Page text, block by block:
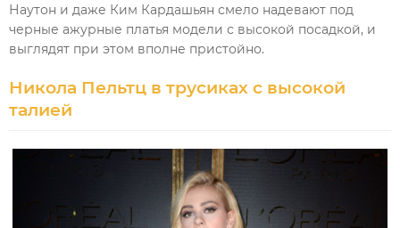
Наутон и даже Ким Кардашьян смело надевают под
черные ажурные платья модели с высокой посадкой, и
выглядят при этом вполне пристойно.
Никола Пельтц в трусиках с высокой
талией